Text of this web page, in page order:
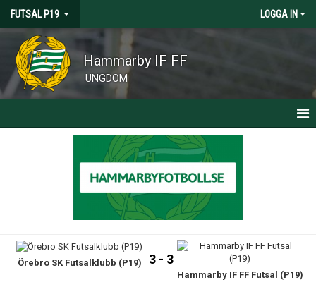
FUTSAL P19 LOGGA IN
Hammarby IF FF
UNGDOM
TRUPPEN
Örebro SK Futsalklubb (P19) 3 - 3
Hammarby IF FF Futsal (P19)